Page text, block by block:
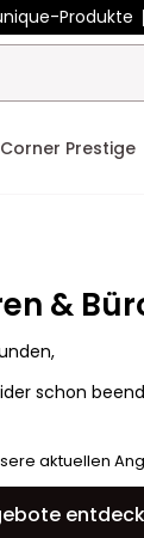
Produkte
Corner Prestige
&
schon
aktuellen